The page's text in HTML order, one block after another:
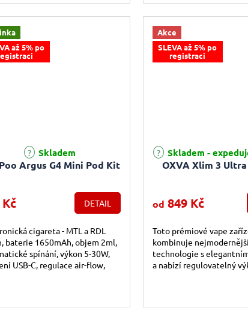
až 5% po
Argus G4 Mini Pod Kit
Skladem
DETAIL
cigareta - MTL a RDL
baterie 1650mAh, objem 2ml,
spínání, výkon 5-30W,
USB-C, regulace air-flow,
Akce
SLEVA až 5% po
registraci
OXVA Xlim 3
Průměrné hodnocení
Skladem -
od 849 Kč
Toto prémiové vape
kombinuje
technologie s
a nabízí regulovatelný